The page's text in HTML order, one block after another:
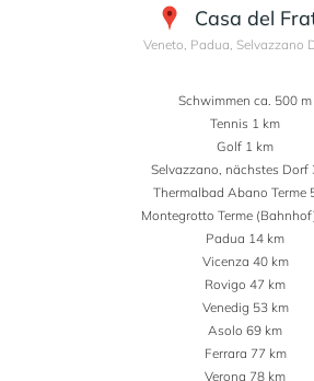
Casa del
Veneto, Padua, Selvazzano
Schwimmen ca. 500 m
Tennis 1 km
Golf 1 km
Selvazzano, nächstes Dorf
Thermalbad Abano Terme
Montegrotto Terme
Padua 14 km
Vicenza 40 km
Rovigo 47 km
Venedig 53 km
Asolo 69 km
Ferrara 77 km
Verona 78 km